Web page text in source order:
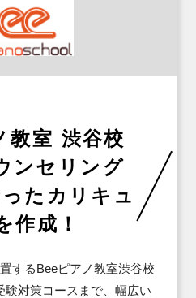
教室 渋谷校
ンセリング
たカリキュ
作成！
するBeeピアノ教室渋谷校
験対策コースまで、幅広い